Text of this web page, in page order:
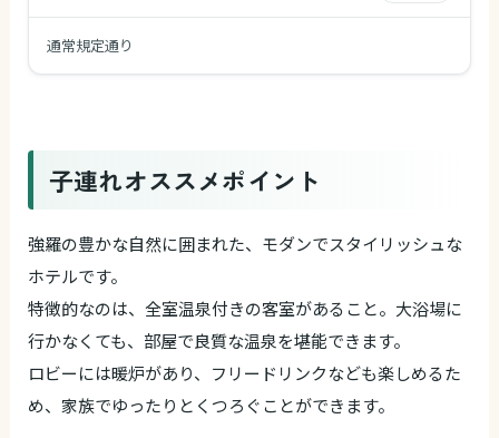
通常規定通り
子連れオススメポイント
強羅の豊かな自然に囲まれた、モダンでスタイリッシュな
ホテルです。
特徴的なのは、全室温泉付きの客室があること。大浴場に
行かなくても、部屋で良質な温泉を堪能できます。
ロビーには暖炉があり、フリードリンクなども楽しめるた
め、家族でゆったりとくつろぐことができます。